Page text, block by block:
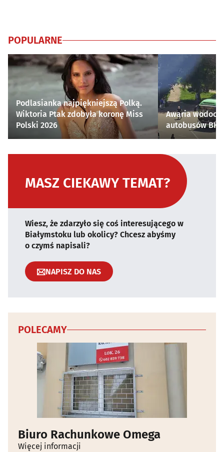
POPULARNE
Podlasianka najpiękniejszą Polką.
Wiktoria Ptak zdobyła koronę Miss
Polski 2026
Awaria
autobusów
MASZ CIEKAWY TEMAT?
Wiesz, że zdarzyło się coś interesującego w
Białymstoku lub okolicy? Chcesz abyśmy
o czymś napisali?
NAPISZ DO NAS
POLECAMY
Biuro Rachunkowe Omega
Więcej informacji